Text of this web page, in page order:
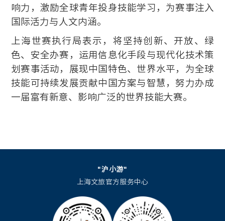
响力，激励全球青年投身技能学习，为赛事注入
国际活力与人文内涵。
上海世赛执行局表示，将坚持创新、开放、绿
色、安全办赛，运用信息化手段与现代化技术策
划赛事活动，展现中国特色、世界水平，为全球
技能可持续发展贡献中国方案与智慧，努力办成
一届富有新意、影响广泛的世界技能大赛。
"沪小游"
上海文旅官方服务中心